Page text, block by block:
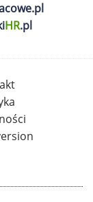
HR.pl